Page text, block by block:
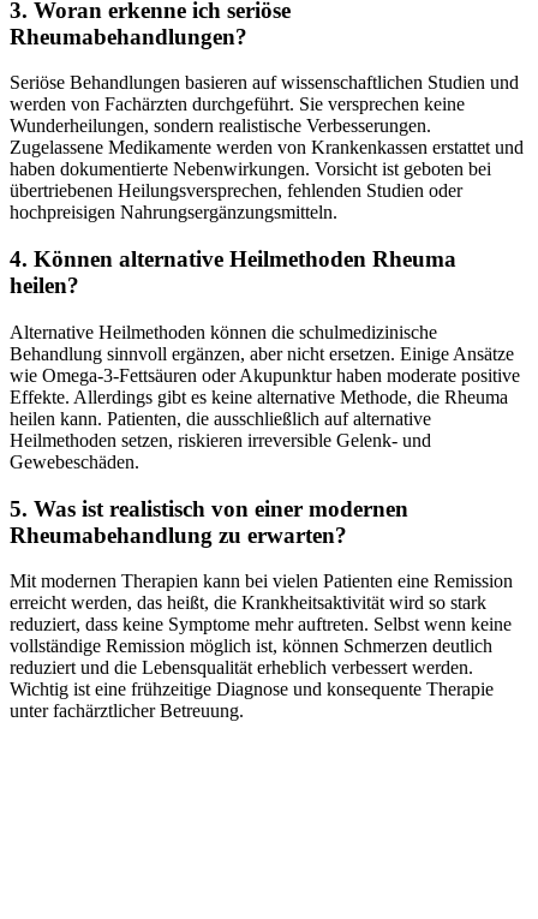
3. Woran erkenne ich seriöse
Rheumabehandlungen?
Seriöse Behandlungen basieren auf wissenschaftlichen Studien und
werden von Fachärzten durchgeführt. Sie versprechen keine
Wunderheilungen, sondern realistische Verbesserungen.
Zugelassene Medikamente werden von Krankenkassen erstattet und
haben dokumentierte Nebenwirkungen. Vorsicht ist geboten bei
übertriebenen Heilungsversprechen, fehlenden Studien oder
hochpreisigen Nahrungsergänzungsmitteln.
4. Können alternative Heilmethoden Rheuma
heilen?
Alternative Heilmethoden können die schulmedizinische
Behandlung sinnvoll ergänzen, aber nicht ersetzen. Einige Ansätze
wie Omega-3-Fettsäuren oder Akupunktur haben moderate positive
Effekte. Allerdings gibt es keine alternative Methode, die Rheuma
heilen kann. Patienten, die ausschließlich auf alternative
Heilmethoden setzen, riskieren irreversible Gelenk- und
Gewebeschäden.
5. Was ist realistisch von einer modernen
Rheumabehandlung zu erwarten?
Mit modernen Therapien kann bei vielen Patienten eine Remission
erreicht werden, das heißt, die Krankheitsaktivität wird so stark
reduziert, dass keine Symptome mehr auftreten. Selbst wenn keine
vollständige Remission möglich ist, können Schmerzen deutlich
reduziert und die Lebensqualität erheblich verbessert werden.
Wichtig ist eine frühzeitige Diagnose und konsequente Therapie
unter fachärztlicher Betreuung.